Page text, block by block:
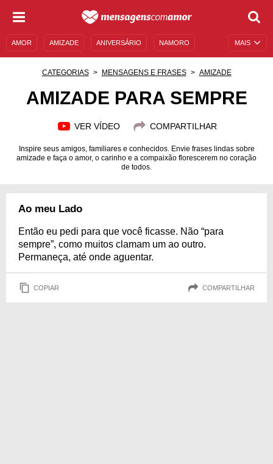
MAIS
AMOR AMIZADE ANIVERSÁRIO NAMORO
CATEGORIAS MENSAGENS E FRASES AMIZADE
AMIZADE PARA SEMPRE
VER VÍDEO COMPARTILHAR
Inspire seus amigos, familiares e conhecidos. Envie frases lindas sobre
amizade e faça o amor, o carinho e a compaixão florescerem no coração
de todos.
Ao meu Lado
Então eu pedi para que você ficasse. Não “para
sempre”, como muitos clamam um ao outro.
Permaneça, até onde aguentar.
COPIAR COMPARTILHAR